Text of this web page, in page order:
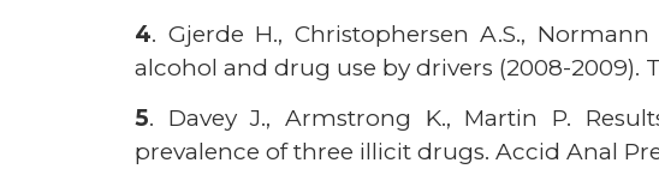
4. Gjerde H., Christophersen A.S.,
alcohol and drug use by drivers (2008-2009).
5. Davey J., Armstrong K., Martin P.
prevalence of three illicit drugs. Accid Anal